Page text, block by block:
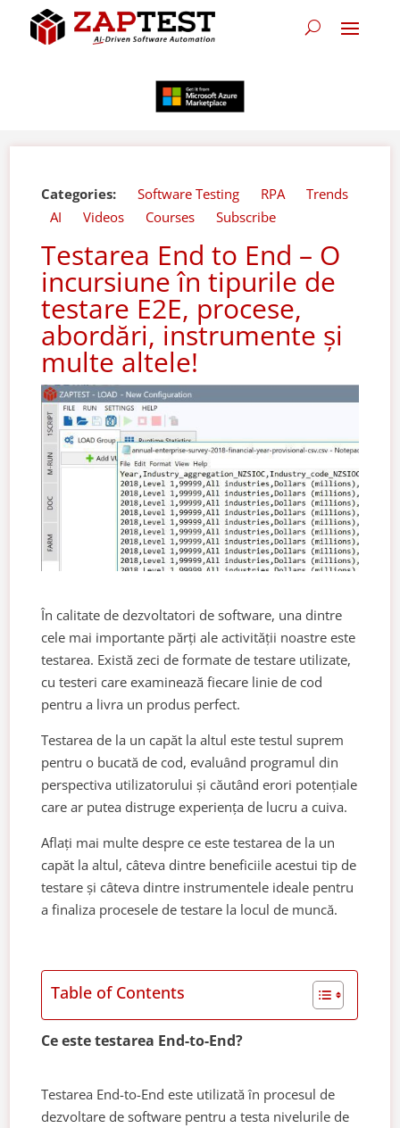
Categories: Software Testing RPA
Trends
AI
Videos Courses Subscribe
Testarea End to End – O
incursiune în tipurile de
testare E2E, procese,
abordări, instrumente și
multe altele!
În calitate de dezvoltatori de software, una dintre
cele mai importante părți ale activității noastre este
testarea. Există zeci de formate de testare utilizate,
cu testeri care examinează fiecare linie de cod
pentru a livra un produs perfect.
Testarea de la un capăt la altul este testul suprem
pentru o bucată de cod, evaluând programul din
perspectiva utilizatorului și căutând erori potențiale
care ar putea distruge experiența de lucru a cuiva.
Aflați mai multe despre ce este testarea de la un
capăt la altul, câteva dintre beneficiile acestui tip de
testare și câteva dintre instrumentele ideale pentru
a finaliza procesele de testare la locul de muncă.
Table of Contents
Ce este testarea End-to-End?
Testarea End-to-End este utilizată în procesul de
dezvoltare de software pentru a testa nivelurile de